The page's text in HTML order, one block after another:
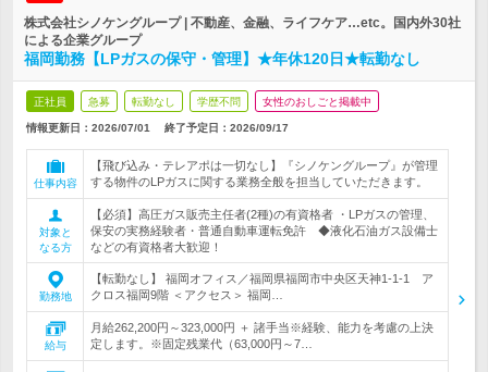
株式会社シノケングループ | 不動産、金融、ライフケア…etc。国内外30社
による企業グループ
福岡勤務【LPガスの保守・管理】★年休120日★転勤なし
正社員 急募 転勤なし 学歴不問 女性のおしごと掲載中
情報更新日：2026/07/01 終了予定日： 2026/09/17
仕事内容
【飛び込み・テレアポは一切なし】『シノケングループ』が管理
する物件のLPガスに関する業務全般を担当していただきます。
対象と
なる方
【必須】高圧ガス販売主任者(2種)の有資格者 ・LPガスの管理、
保安の実務経験者・普通自動車運転免許 ◆液化石油ガス設備士
などの有資格者大歓迎！
勤務地
【転勤なし】 福岡オフィス／福岡県福岡市中央区天神1-1-1 ア
クロス福岡9階 ＜アクセス＞ 福岡…
給与
月給262,200円～323,000円 ＋ 諸手当※経験、能力を考慮の上決
定します。※固定残業代（63,000円～7…